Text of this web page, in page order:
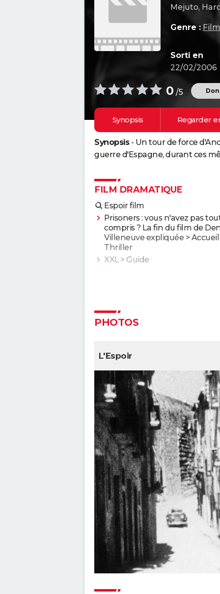
Mejuto,
Genre :
Sorti en
22/02/2006
0 /5
Synopsis Regarder
Synopsis- Un tour de force
guerre d'Espagne, durant ces
FILM DRAMATIQUE
Espoir film
Prisoners : vous n'avez pas
compris ? La fin du film de
Villeneuve expliquée >
Thriller
XXL> Guide
L'Odyssée : "chef d'oeuvre
Anatomie d'une chute : Sandra
elle vraiment tué son mari ? Ce
Forrest Gump : une erreur se
dans le film, presque
remarquée
"Sexy", "navrant"... "Babygirl",
érotique porté par Nicole
divise les critiques
The Brutalist : la critique est
unanime, voici pourquoi il faut
absolument voir ce film au
The Father : synopsis, casting,
critiques, bande-annonce,
streaming...
"Babylon" : critiques, séances,
casting, streaming, bande-
annonce...
La chambre d'à côté : faut-il
dernier Pedro Almodóvar ?
disent les critiques presse
avec Pierre Niney est-il inspiré
PHOTOS
L'Espoir